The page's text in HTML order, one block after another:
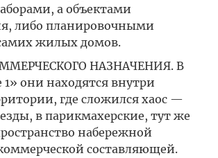
а объектами
либо планировочными
жилых домов.
НАЗНАЧЕНИЯ. В
они находятся внутри
где сложился хаос —
в парикмахерские, тут же
набережной
коммерческой составляющей.